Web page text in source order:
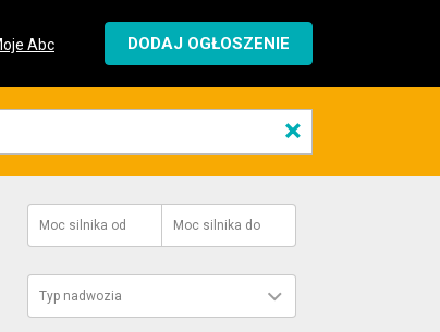
Abc DODAJ OGŁOSZENIE
×
Moc silnika od Moc silnika do
Typ nadwozia